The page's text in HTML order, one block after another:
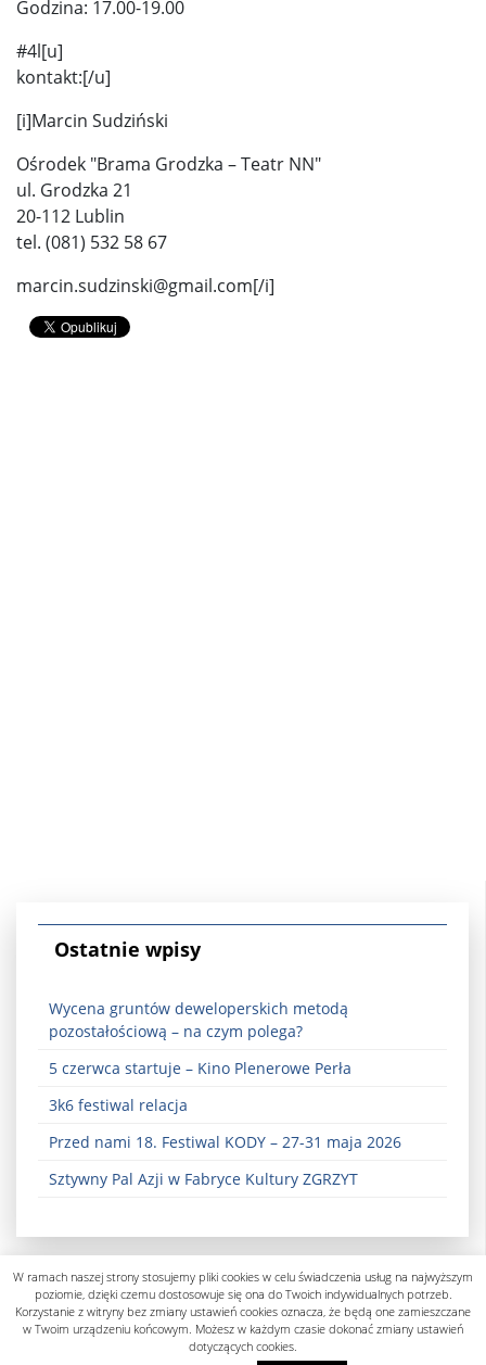
Godzina: 17.00-19.00
#4l[u]
kontakt:[/u]
[i]Marcin Sudziński
Ośrodek "Brama Grodzka – Teatr NN"
ul. Grodzka 21
20-112 Lublin
tel. (081) 532 58 67
marcin.sudzinski@gmail.com[/i]
Ostatnie wpisy
Wycena gruntów deweloperskich metodą
pozostałościową – na czym polega?
5 czerwca startuje – Kino Plenerowe Perła
3k6 festiwal relacja
Przed nami 18. Festiwal KODY – 27-31 maja 2026
Sztywny Pal Azji w Fabryce Kultury ZGRZYT
W ramach naszej strony stosujemy pliki cookies w celu świadczenia usług na najwyższym
poziomie, dzięki czemu dostosowuje się ona do Twoich indywidualnych potrzeb.
Korzystanie z witryny bez zmiany ustawień cookies oznacza, że będą one zamieszczane
w Twoim urządzeniu końcowym. Możesz w każdym czasie dokonać zmiany ustawień
dotyczących cookies.